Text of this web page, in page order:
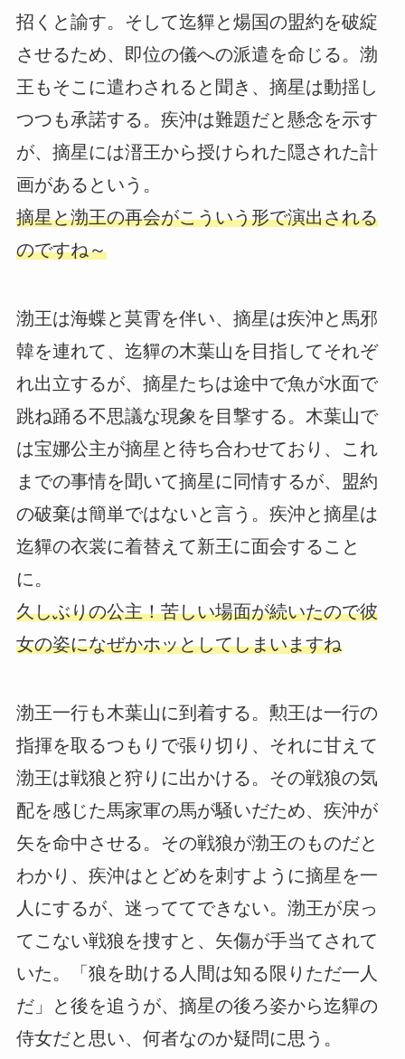
招くと諭す。そして迄貚と煬国の盟約を破綻
させるため、即位の儀への派遣を命じる。渤
王もそこに遣わされると聞き、摘星は動揺し
つつも承諾する。疾沖は難題だと懸念を示す
が、摘星には溍王から授けられた隠された計
画があるという。
摘星と渤王の再会がこういう形で演出される
のですね～
渤王は海蝶と莫霄を伴い、摘星は疾沖と馬邪
韓を連れて、迄貚の木葉山を目指してそれぞ
れ出立するが、摘星たちは途中で魚が水面で
跳ね踊る不思議な現象を目撃する。木葉山で
は宝娜公主が摘星と待ち合わせており、これ
までの事情を聞いて摘星に同情するが、盟約
の破棄は簡単ではないと言う。疾沖と摘星は
迄貚の衣裳に着替えて新王に面会すること
に。
久しぶりの公主！苦しい場面が続いたので彼
女の姿になぜかホッとしてしまいますね
渤王一行も木葉山に到着する。勲王は一行の
指揮を取るつもりで張り切り、それに甘えて
渤王は戦狼と狩りに出かける。その戦狼の気
配を感じた馬家軍の馬が騒いだため、疾沖が
矢を命中させる。その戦狼が渤王のものだと
わかり、疾沖はとどめを刺すように摘星を一
人にするが、迷っててできない。渤王が戻っ
てこない戦狼を捜すと、矢傷が手当てされて
いた。「狼を助ける人間は知る限りただ一人
だ」と後を追うが、摘星の後ろ姿から迄貚の
侍女だと思い、何者なのか疑問に思う。